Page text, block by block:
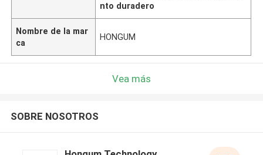
nto duradero
Nombre de la mar
ca
HONGUM
Vea más
SOBRE NOSOTROS